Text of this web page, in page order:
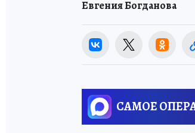
Евгения Богданова
САМОЕ